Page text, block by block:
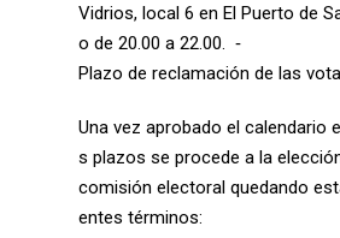
Vidrios, local 6 en El Puerto de
o de 20.00 a 22.00. ‐
Plazo de reclamación de las
Una vez aprobado el calendario
s plazos se procede a la
comisión electoral quedando
entes términos: